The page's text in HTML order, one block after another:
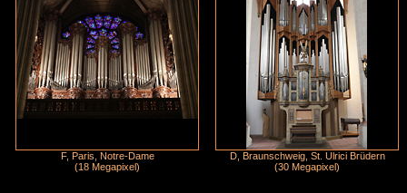
F, Paris, Notre-Dame
(18 Megapixel)
D, Braunschweig, St. Ulrici Brüdern
(30 Megapixel)